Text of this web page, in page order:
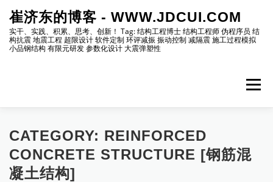
content
崔济东的博客 - WWW.JDCUI.COM
实干、实践、积累、思考、创新！ Tag: 结构工程博士 结构工程师 伪程序员 结
构抗震 地震工程 超限设计 软件定制 环评减振 振动控制 减隔震 施工过程模拟
小品钢结构 有限元研发 参数化设计 大震弹塑性
Menu
[最新] [地震工程] [振动控制] [试验分析]
[自编程序]
CATEGORY: REINFORCED
CONCRETE STRUCTURE [钢筋混
凝土结构]